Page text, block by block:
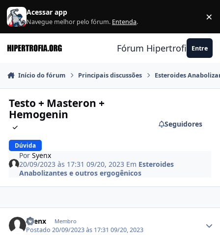
Ir para conteúdo
Acessar app
Navegue melhor pelo fórum. Entenda. ×
Fórum Hipertrofia.org
Entre
Início do fórum Principais discussões Esteroides
Testo + Masteron +
Hemogenin
Dúvida
Seguidores
PorSyenx
20/09/2023 às 17:3109/20, 2023 Em Esteroides
Anabolizantes e outros ergogênicos
Syenx Membro
Postado20/09/2023 às 17:3109/20, 2023